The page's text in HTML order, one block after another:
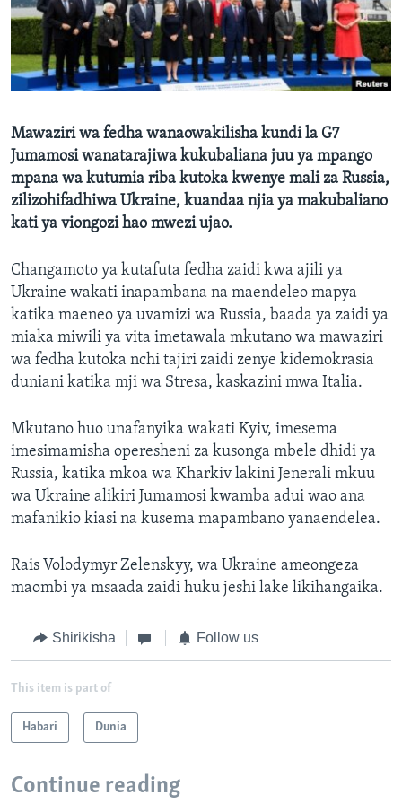
Mawaziri wa fedha wanaowakilisha kundi la G7
Jumamosi wanatarajiwa kukubaliana juu ya mpango
mpana wa kutumia riba kutoka kwenye mali za Russia,
zilizohifadhiwa Ukraine, kuandaa njia ya makubaliano
kati ya viongozi hao mwezi ujao.
Changamoto ya kutafuta fedha zaidi kwa ajili ya
Ukraine wakati inapambana na maendeleo mapya
katika maeneo ya uvamizi wa Russia, baada ya zaidi ya
miaka miwili ya vita imetawala mkutano wa mawaziri
wa fedha kutoka nchi tajiri zaidi zenye kidemokrasia
duniani katika mji wa Stresa, kaskazini mwa Italia.
Mkutano huo unafanyika wakati Kyiv, imesema
imesimamisha operesheni za kusonga mbele dhidi ya
Russia, katika mkoa wa Kharkiv lakini Jenerali mkuu
wa Ukraine alikiri Jumamosi kwamba adui wao ana
mafanikio kiasi na kusema mapambano yanaendelea.
Rais Volodymyr Zelenskyy, wa Ukraine ameongeza
maombi ya msaada zaidi huku jeshi lake likihangaika.
Shirikisha Follow us
This item is part of
Habari Dunia
Continue reading